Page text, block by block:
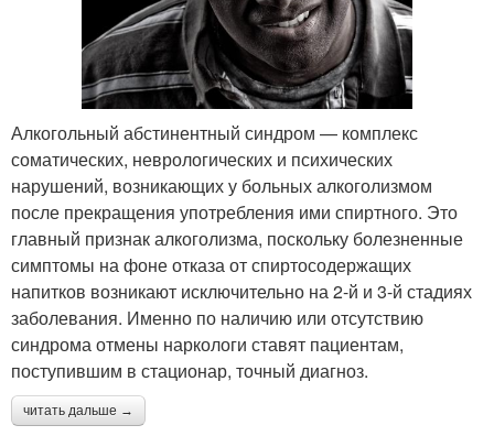
Алкогольный абстинентный синдром — комплекс
соматических, неврологических и психических
нарушений, возникающих у больных алкоголизмом
после прекращения употребления ими спиртного. Это
главный признак алкоголизма, поскольку болезненные
симптомы на фоне отказа от спиртосодержащих
напитков возникают исключительно на 2-й и 3-й стадиях
заболевания. Именно по наличию или отсутствию
синдрома отмены наркологи ставят пациентам,
поступившим в стационар, точный диагноз.
читать дальше →